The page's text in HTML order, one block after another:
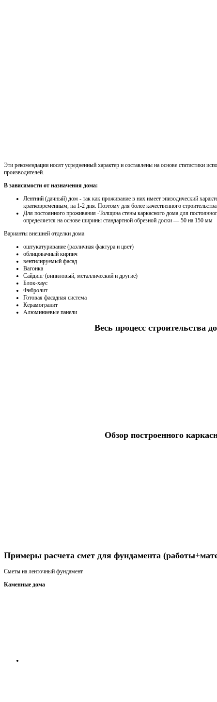
Эти рекомендации носят усредненный характер и составлены на основе статистики
производителей.
В зависимости от назначения дома:
Лентний (дачный) дом - так как проживание в них имеет эпизодический
кратковременным, на 1-2 дня. Поэтому для более качественного
Для постоянного проживания -Толщина стены каркасного дома для
определяется на основе ширины стандартной обрезной доски — 50 на 150 мм
Варианты внешней отделки дома
оштукатуривание (различная фактура и цвет)
облицовачный кирпич
вентилируемый фасад
Вагонка
Сайдинг (виниловый, металлический и другие)
Блок-хаус
Фибролит
Готовая фасадная система
Керамогранит
Алюминиевые панели
Весь процесс строительства
Обзор построенного
Примеры расчета смет для фундамента
Сметы на ленточный фундамент
Каменные дома